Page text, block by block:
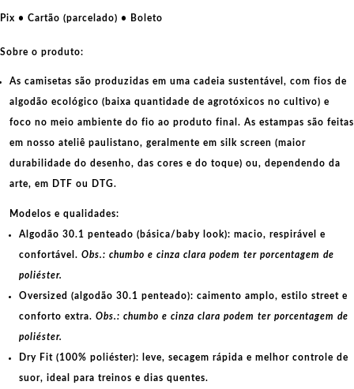
Poder
povo
Pix • Cartão (parcelado) • Boleto
Sobre o produto:
As camisetas são produzidas em uma cadeia sustentável, com fios de
algodão ecológico (baixa quantidade de agrotóxicos no cultivo) e
foco no meio ambiente do fio ao produto final. As estampas são feitas
em nosso ateliê paulistano, geralmente em silk screen (maior
durabilidade do desenho, das cores e do toque) ou, dependendo da
arte, em DTF ou DTG.
Modelos e qualidades:
Algodão 30.1 penteado (básica/baby look): macio, respirável e
confortável. Obs.: chumbo e cinza clara podem ter porcentagem de
poliéster.
Oversized (algodão 30.1 penteado): caimento amplo, estilo street e
conforto extra. Obs.: chumbo e cinza clara podem ter porcentagem de
poliéster.
Dry Fit (100% poliéster): leve, secagem rápida e melhor controle de
suor, ideal para treinos e dias quentes.